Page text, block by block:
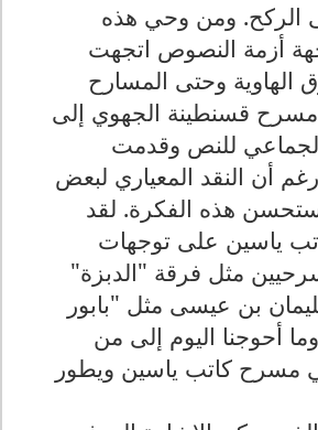
الركح. ومن وحي هذه
أزمة النصوص اتجهت
الهاوية وحتى المسارح
مسرح قسنطينة الجهوي إلى
للنص وقدمت
أن النقد المعياري لبعض
هذه الفكرة. لقد
ياسين على توجهات
مثل فرقة "الدبزة"
بن عيسى مثل "بابور
أحوجنا اليوم إلى من
مسرح كاتب ياسين ويطور